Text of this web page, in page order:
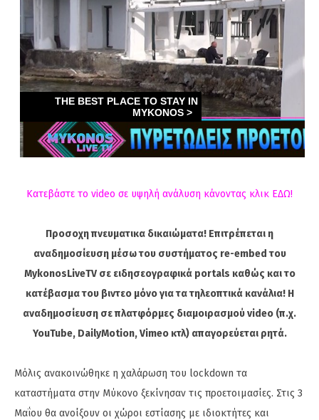
Κατεβάστε το video σε υψηλή ανάλυση κάνοντας κλικ ΕΔΩ!
Προσοχη πνευματικα δικαιώματα! Επιτρέπεται η
αναδημοσίευση μέσω του συστήματος re-embed του
MykonosLiveTV σε ειδησεογραφικά portals καθώς και το
κατέβασμα του βιντεο μόνο για τα τηλεοπτικά κανάλια! Η
αναδημοσίευση σε πλατφόρμες διαμοιρασμού video (π.χ.
YouTube, DailyMotion, Vimeo κτλ) απαγορεύεται ρητά.
Μόλις ανακοινώθηκε η χαλάρωση του lockdown τα
καταστήματα στην Μύκονο ξεκίνησαν τις προετοιμασίες. Στις 3
Μαΐου θα ανοίξουν οι χώροι εστίασης με ιδιοκτήτες και